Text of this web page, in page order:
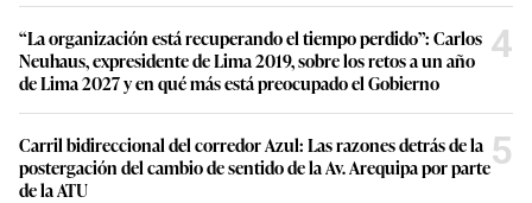
“La organización está recuperando el tiempo perdido”: Carlos
Neuhaus, expresidente de Lima 2019, sobre los retos a un año
de Lima 2027 y en qué más está preocupado el Gobierno
4
Carril bidireccional del corredor Azul: Las razones detrás de la
postergación del cambio de sentido de la Av. Arequipa por parte
de la ATU
5